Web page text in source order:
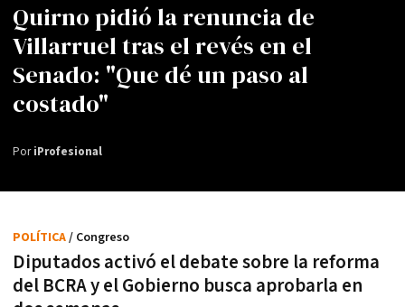
Quirno pidió la renuncia de
Villarruel tras el revés en el
Senado: "Que dé un paso al
costado"
PoriProfesional
Diputados activó el debate sobre la reforma
del BCRA y el Gobierno busca aprobarla en
POLÍTICA/ Congreso